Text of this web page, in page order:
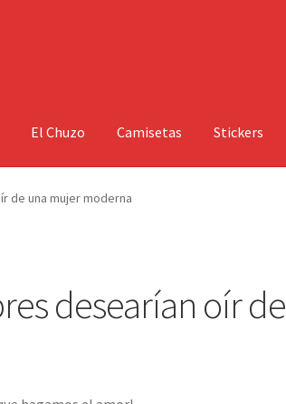
El Chuzo Camisetas Stickers
de una mujer moderna
desearían oír